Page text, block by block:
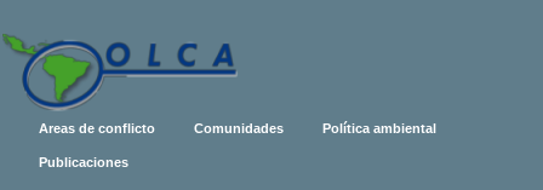
Areas de conflicto Comunidades Política ambiental
Publicaciones